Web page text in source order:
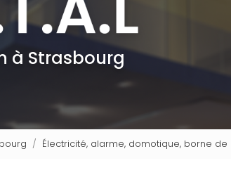
à Strasbourg
Électricité, alarme, domotique, borne de